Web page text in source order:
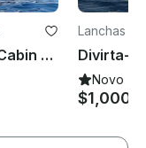
Aproveite a pesca na Cuddy Cabin em Zadar, Croácia
Lanchas
Novo
$1,000